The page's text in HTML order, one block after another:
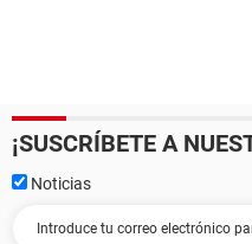
¡SUSCRÍBETE A
Noticias